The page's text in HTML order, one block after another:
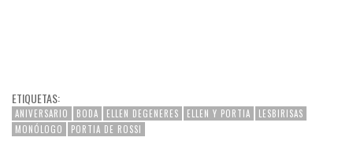
ETIQUETAS:
ANIVERSARIO BODA ELLEN DEGENERES ELLEN Y PORTIA
LESBIRISAS
MONÓLOGO
PORTIA DE ROSSI